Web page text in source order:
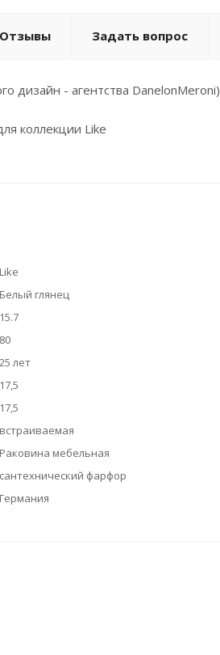
Отзывы Задать вопрос
дизайн - агентства DanelonMeroni)
коллекции Like
Like
Белый глянец
15.7
80
25 лет
17,5
17,5
встраиваемая
Раковина мебельная
сантехнический фарфор
Германия